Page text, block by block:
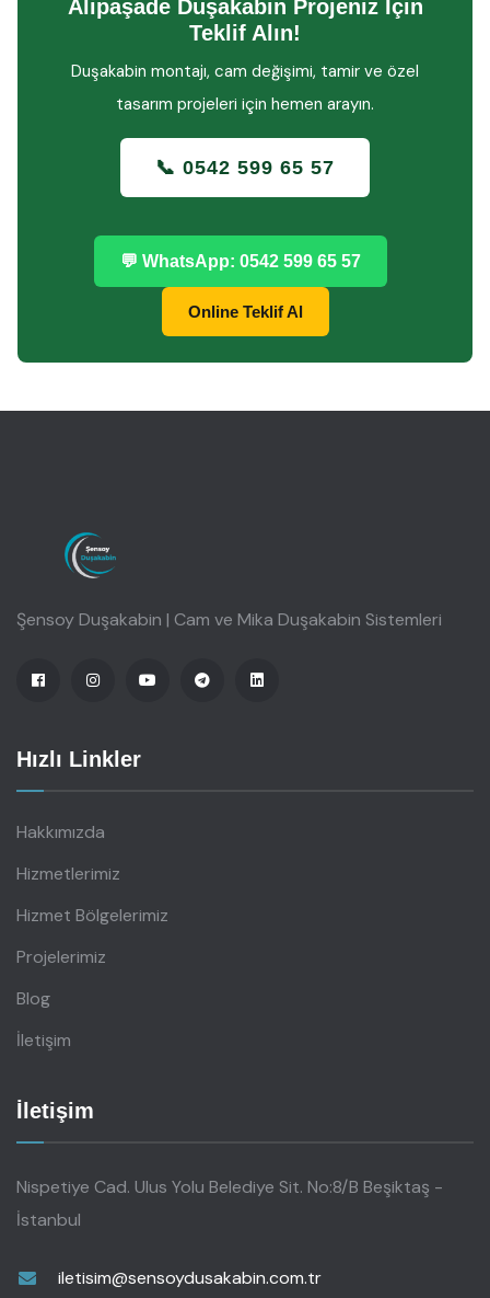
Alipaşade Duşakabin Projeniz İçin
Teklif Alın!
Duşakabin montajı, cam değişimi, tamir ve özel
tasarım projeleri için hemen arayın.
📞 0542 599 65 57
💬 WhatsApp: 0542 599 65 57
Online Teklif Al
Şensoy Duşakabin | Cam ve Mika Duşakabin Sistemleri
Hızlı Linkler
Hakkımızda
Hizmetlerimiz
Hizmet Bölgelerimiz
Projelerimiz
Blog
İletişim
İletişim
Nispetiye Cad. Ulus Yolu Belediye Sit. No:8/B Beşiktaş -
İstanbul
iletisim@sensoydusakabin.com.tr